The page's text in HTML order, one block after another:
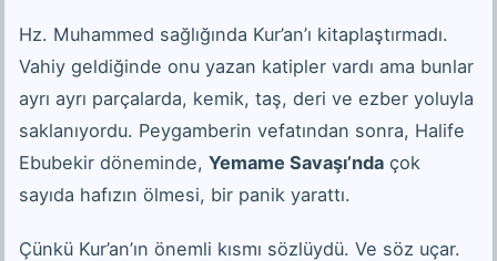
Hz. Muhammed sağlığında Kur’an’ı kitaplaştırmadı.
Vahiy geldiğinde onu yazan katipler vardı ama bunlar
ayrı ayrı parçalarda, kemik, taş, deri ve ezber yoluyla
saklanıyordu. Peygamberin vefatından sonra, Halife
Ebubekir döneminde, Yemame Savaşı’nda çok
sayıda hafızın ölmesi, bir panik yarattı.
Çünkü Kur’an’ın önemli kısmı sözlüydü. Ve söz uçar.